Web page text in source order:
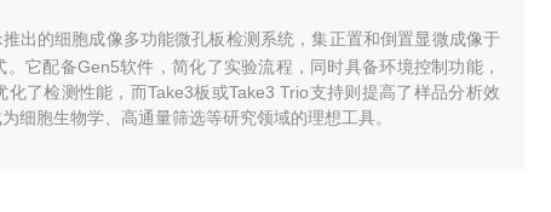
出的细胞成像多功能微孔板检测系统，集正置和倒置显微成像于
它配备Gen5软件，简化了实验流程，同时具备环境控制功能，
了检测性能，而Take3板或Take3 Trio支持则提高了样品分析效
细胞生物学、高通量筛选等研究领域的理想工具。